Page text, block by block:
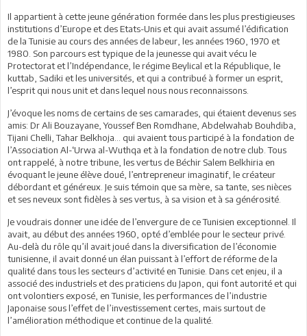
Il appartient à cette jeune génération formée dans les plus prestigieuses
institutions d’Europe et des Etats-Unis et qui avait assumé l’édification
de la Tunisie au cours des années de labeur, les années 1960, 1970 et
1980. Son parcours est typique de la jeunesse qui avait vécu le
Protectorat et l’Indépendance, le régime Beylical et la République, le
kuttab, Sadiki et les universités, et qui a contribué à former un esprit,
l’esprit qui nous unit et dans lequel nous nous reconnaissons.
J’évoque les noms de certains de ses camarades, qui étaient devenus ses
amis: Dr Ali Bouzayane, Youssef Ben Romdhane, Abdelwahab Bouhdiba,
Tijani Chelli, Tahar Belkhoja… qui avaient tous participé à la fondation de
l’Association Al-‘Urwa al-Wuthqa et à la fondation de notre club. Tous
ont rappelé, à notre tribune, les vertus de Béchir Salem Belkhiria en
évoquant le jeune élève doué, l’entrepreneur imaginatif, le créateur
débordant et généreux. Je suis témoin que sa mère, sa tante, ses nièces
et ses neveux sont fidèles à ses vertus, à sa vision et à sa générosité.
Je voudrais donner une idée de l’envergure de ce Tunisien exceptionnel. Il
avait, au début des années 1960, opté d’emblée pour le secteur privé.
Au-delà du rôle qu’il avait joué dans la diversification de l’économie
tunisienne, il avait donné un élan puissant à l’effort de réforme de la
qualité dans tous les secteurs d’activité en Tunisie. Dans cet enjeu, il a
associé des industriels et des praticiens du Japon, qui font autorité et qui
ont volontiers exposé, en Tunisie, les performances de l’industrie
Japonaise sous l’effet de l’investissement certes, mais surtout de
l’amélioration méthodique et continue de la qualité.